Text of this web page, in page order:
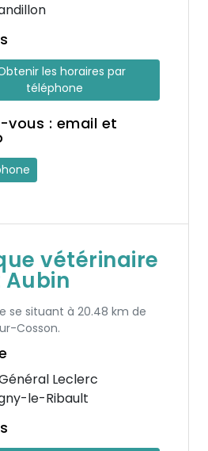
les horaires par
téléphone
vous : email et
vétérinaire
Aubin
se situant à 20.48 km de
Cosson.
Leclerc
le-Ribault